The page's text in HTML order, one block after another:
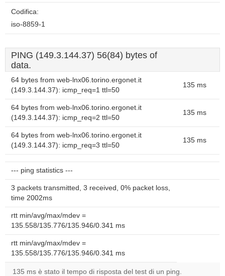
Codifica:
iso-8859-1
PING (149.3.144.37) 56(84) bytes of
data.
64 bytes from web-lnx06.torino.ergonet.it
(149.3.144.37): icmp_req=1 ttl=50
135 ms
64 bytes from web-lnx06.torino.ergonet.it
(149.3.144.37): icmp_req=2 ttl=50
135 ms
64 bytes from web-lnx06.torino.ergonet.it
(149.3.144.37): icmp_req=3 ttl=50
135 ms
--- ping statistics ---
3 packets transmitted, 3 received, 0% packet loss,
time 2002ms
rtt min/avg/max/mdev =
135.558/135.776/135.946/0.341 ms
rtt min/avg/max/mdev =
135.558/135.776/135.946/0.341 ms
135 ms è stato il tempo di risposta del test di un ping.